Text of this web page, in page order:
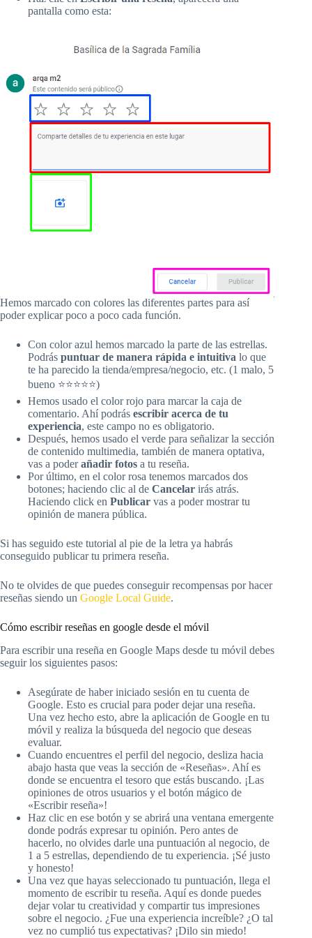
pantalla como esta:
Hemos marcado con colores las diferentes partes para así
poder explicar poco a poco cada función.
Con color azul hemos marcado la parte de las estrellas.
Podrás puntuar de manera rápida e intuitiva lo que
te ha parecido la tienda/empresa/negocio, etc. (1 malo, 5
bueno ⭐⭐⭐⭐⭐)
Hemos usado el color rojo para marcar la caja de
comentario. Ahí podrás escribir acerca de tu
experiencia, este campo no es obligatorio.
Después, hemos usado el verde para señalizar la sección
de contenido multimedia, también de manera optativa,
vas a poderañadir fotos a tu reseña.
Por último, en el color rosa tenemos marcados dos
botones; haciendo clic al de Cancelar irás atrás.
Haciendo click en Publicar vas a poder mostrar tu
opinión de manera pública.
Si has seguido este tutorial al pie de la letra ya habrás
conseguido publicar tu primera reseña.
No te olvides de que puedes conseguir recompensas por hacer
reseñas siendo un Google Local Guide.
Cómo escribir reseñas en google desde el móvil
Para escribir una reseña en Google Maps desde tu móvil debes
seguir los siguientes pasos:
Asegúrate de haber iniciado sesión en tu cuenta de
Google. Esto es crucial para poder dejar una reseña.
Una vez hecho esto, abre la aplicación de Google en tu
móvil y realiza la búsqueda del negocio que deseas
evaluar.
Cuando encuentres el perfil del negocio, desliza hacia
abajo hasta que veas la sección de «Reseñas». Ahí es
donde se encuentra el tesoro que estás buscando. ¡Las
opiniones de otros usuarios y el botón mágico de
«Escribir reseña»!
Haz clic en ese botón y se abrirá una ventana emergente
donde podrás expresar tu opinión. Pero antes de
hacerlo, no olvides darle una puntuación al negocio, de
1 a 5 estrellas, dependiendo de tu experiencia. ¡Sé justo
y honesto!
Una vez que hayas seleccionado tu puntuación, llega el
momento de escribir tu reseña. Aquí es donde puedes
dejar volar tu creatividad y compartir tus impresiones
sobre el negocio. ¿Fue una experiencia increíble? ¿O tal
vez no cumplió tus expectativas? ¡Dilo sin miedo!